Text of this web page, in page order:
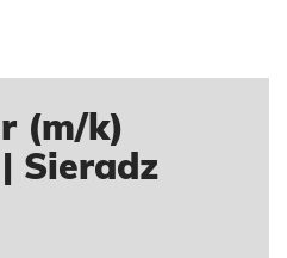
(m/k)
Sieradz